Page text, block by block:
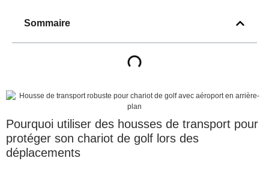
Sommaire
Pourquoi utiliser des housses de transport pour
protéger son chariot de golf lors des
déplacements